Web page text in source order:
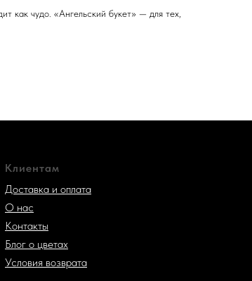
как чудо. «Ангельский букет» — для тех,
Клиентам
Доставка и оплата
О нас
Контакты
Блог о цветах
Условия возврата